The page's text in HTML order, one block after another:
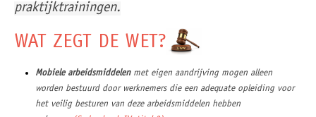
praktijktrainingen.
WAT ZEGT DE WET?
Mobiele arbeidsmiddelenmet eigen aandrijving mogen alleen
worden bestuurd door werknemers die een adequate opleiding voor
het veilig besturen van deze arbeidsmiddelen hebben